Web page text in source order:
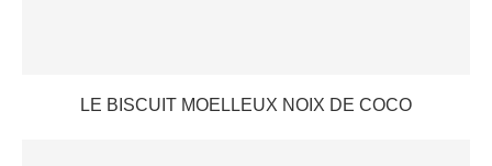
LE BISCUIT MOELLEUX NOIX DE COCO